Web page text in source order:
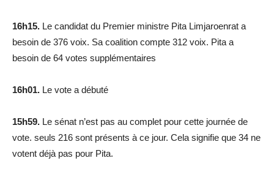
16h15. Le candidat du Premier ministre Pita Limjaroenrat a
besoin de 376 voix. Sa coalition compte 312 voix. Pita a
besoin de 64 votes supplémentaires
16h01. Le vote a débuté
15h59. Le sénat n’est pas au complet pour cette journée de
vote. seuls 216 sont présents à ce jour. Cela signifie que 34 ne
votent déjà pas pour Pita.